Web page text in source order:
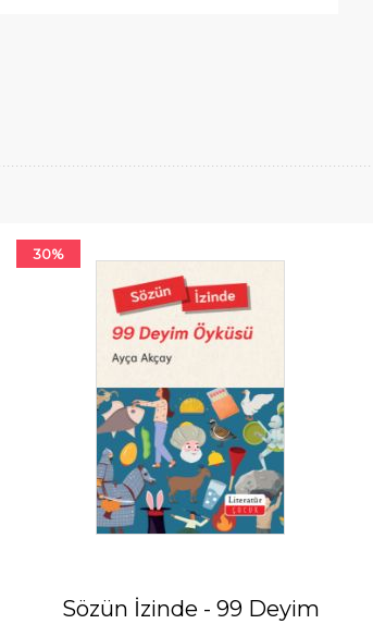
30%
Sözün İzinde - 99 Deyim